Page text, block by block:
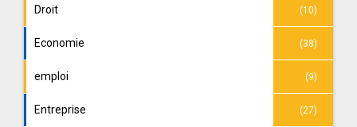
Droit (10)
Economie (38)
emploi (9)
Entreprise (27)